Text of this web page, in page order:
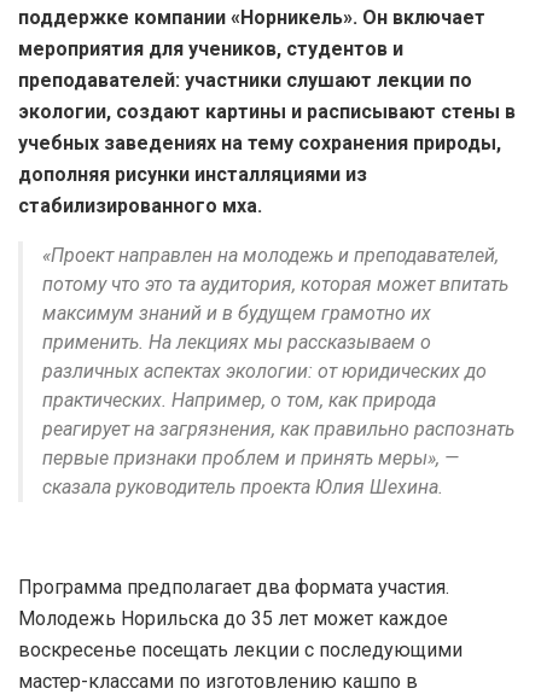
поддержке компании «Норникель». Он включает
мероприятия для учеников, студентов и
преподавателей: участники слушают лекции по
экологии, создают картины и расписывают стены в
учебных заведениях на тему сохранения природы,
дополняя рисунки инсталляциями из
стабилизированного мха.
«Проект направлен на молодежь и преподавателей,
потому что это та аудитория, которая может впитать
максимум знаний и в будущем грамотно их
применить. На лекциях мы рассказываем о
различных аспектах экологии: от юридических до
практических. Например, о том, как природа
реагирует на загрязнения, как правильно распознать
первые признаки проблем и принять меры», —
сказала руководитель проекта Юлия Шехина.
Программа предполагает два формата участия.
Молодежь Норильска до 35 лет может каждое
воскресенье посещать лекции с последующими
мастер-классами по изготовлению кашпо в